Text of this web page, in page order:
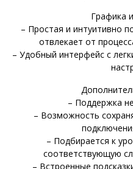
Графика
– Простая и интуитивно
отвлекает от
– Удобный интерфейс с
– Поддержка
– Возможность
– Подбирается к
соответствующую
– Встроенные